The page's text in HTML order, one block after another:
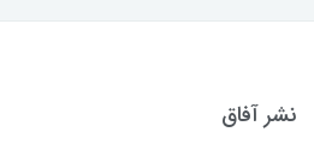
نشر آفاق